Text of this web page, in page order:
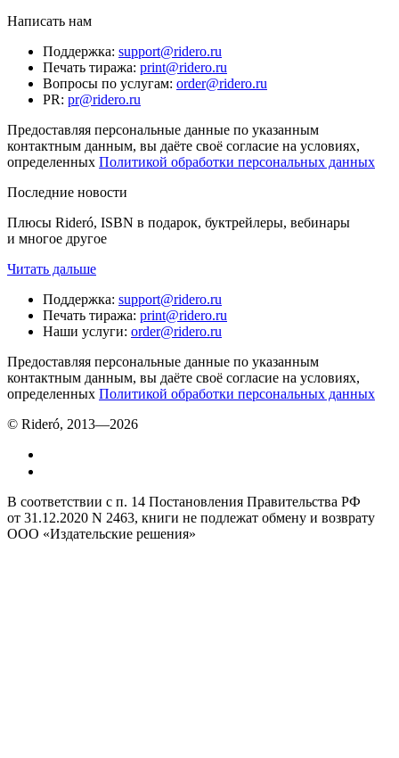
Написать нам
Поддержка: support@ridero.ru
Печать тиража: print@ridero.ru
Вопросы по услугам: order@ridero.ru
PR: pr@ridero.ru
Предоставляя персональные данные по указанным
контактным данным, вы даёте своё согласие на условиях,
определенных Политикой обработки персональных данных
Последние новости
Плюсы Rideró, ISBN в подарок, буктрейлеры, вебинары
и многое другое
Читать дальше
Поддержка: support@ridero.ru
Печать тиража: print@ridero.ru
Наши услуги: order@ridero.ru
Предоставляя персональные данные по указанным
контактным данным, вы даёте своё согласие на условиях,
определенных Политикой обработки персональных данных
© Rideró, 2013—2026
В соответствии с п. 14 Постановления Правительства РФ
от 31.12.2020 N 2463, книги не подлежат обмену и возврату
ООО «Издательские решения»